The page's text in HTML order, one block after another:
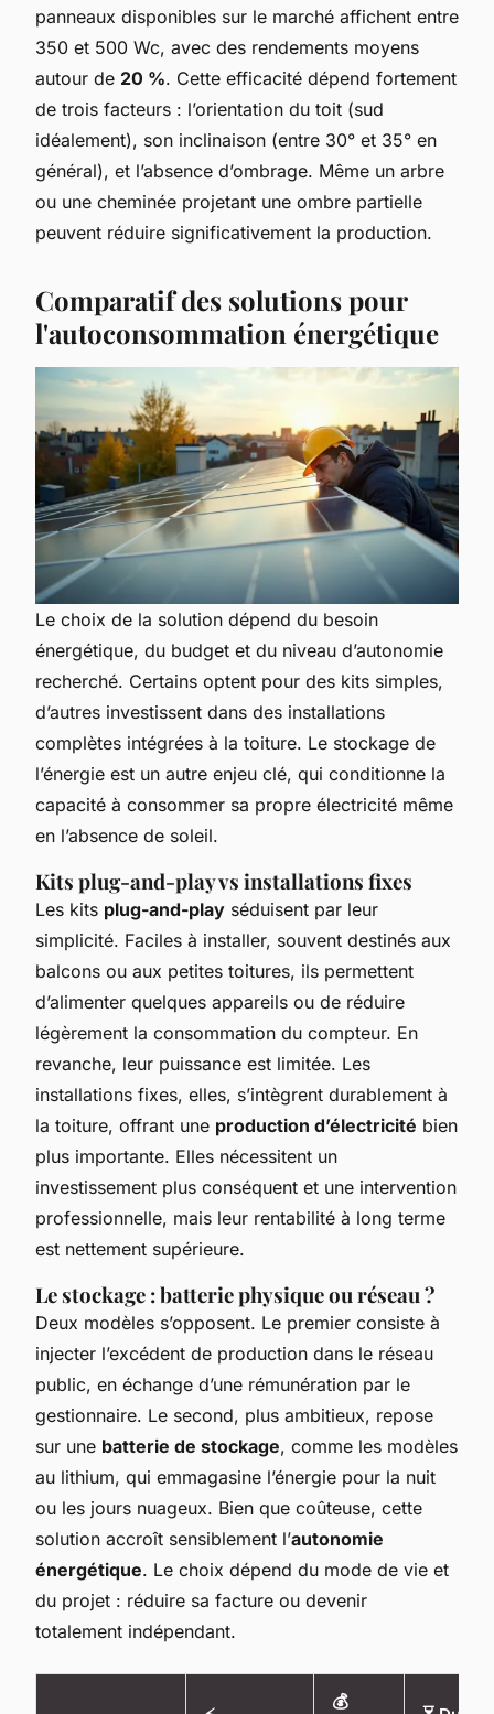
panneaux disponibles sur le marché affichent entre
350 et 500 Wc, avec des rendements moyens
autour de 20 %. Cette efficacité dépend fortement
de trois facteurs : l’orientation du toit (sud
idéalement), son inclinaison (entre 30° et 35° en
général), et l’absence d’ombrage. Même un arbre
ou une cheminée projetant une ombre partielle
peuvent réduire significativement la production.
Comparatif des solutions pour
l'autoconsommation énergétique
Le choix de la solution dépend du besoin
énergétique, du budget et du niveau d’autonomie
recherché. Certains optent pour des kits simples,
d’autres investissent dans des installations
complètes intégrées à la toiture. Le stockage de
l’énergie est un autre enjeu clé, qui conditionne la
capacité à consommer sa propre électricité même
en l’absence de soleil.
Kits plug-and-play vs installations fixes
Les kits plug-and-play séduisent par leur
simplicité. Faciles à installer, souvent destinés aux
balcons ou aux petites toitures, ils permettent
d’alimenter quelques appareils ou de réduire
légèrement la consommation du compteur. En
revanche, leur puissance est limitée. Les
installations fixes, elles, s’intègrent durablement à
la toiture, offrant une production d’électricité bien
plus importante. Elles nécessitent un
investissement plus conséquent et une intervention
professionnelle, mais leur rentabilité à long terme
est nettement supérieure.
Le stockage : batterie physique ou réseau ?
Deux modèles s’opposent. Le premier consiste à
injecter l’excédent de production dans le réseau
public, en échange d’une rémunération par le
gestionnaire. Le second, plus ambitieux, repose
sur une batterie de stockage, comme les modèles
au lithium, qui emmagasine l’énergie pour la nuit
ou les jours nuageux. Bien que coûteuse, cette
solution accroît sensiblement l’autonomie
énergétique. Le choix dépend du mode de vie et
du projet : réduire sa facture ou devenir
totalement indépendant.
💰